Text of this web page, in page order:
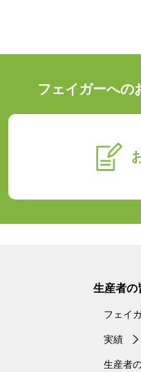
フェイガーへの
生産者の
フェイ
実績
生産者